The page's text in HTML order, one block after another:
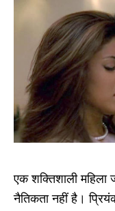
एक शक्तिशाली
नैतिकता नहीं है।